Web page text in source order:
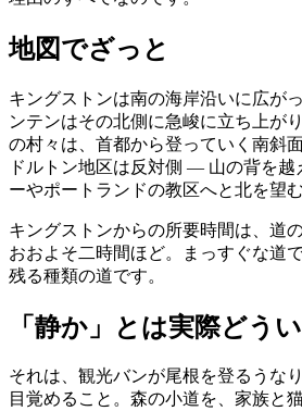
地図でざっと
キングストンは南の海岸沿いに広が
ンテンはその北側に急峻に立ち上が
の村々は、首都から登っていく南斜
ドルトン地区は反対側 — 山の背を越
ーやポートランドの教区へと北を望
キングストンからの所要時間は、道
おおよそ二時間ほど。まっすぐな道
残る種類の道です。
「静か」とは実際どう
それは、観光バンが尾根を登るうな
目覚めること。森の小道を、家族と